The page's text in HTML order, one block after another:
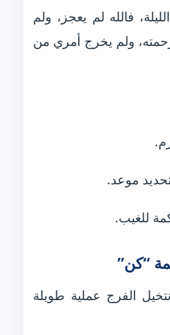
فالله لم يعجز، ولم
ولم يخرج أمري من
تحديد موعد.
للغيب.
“كن”
الفرج عملية طويلة